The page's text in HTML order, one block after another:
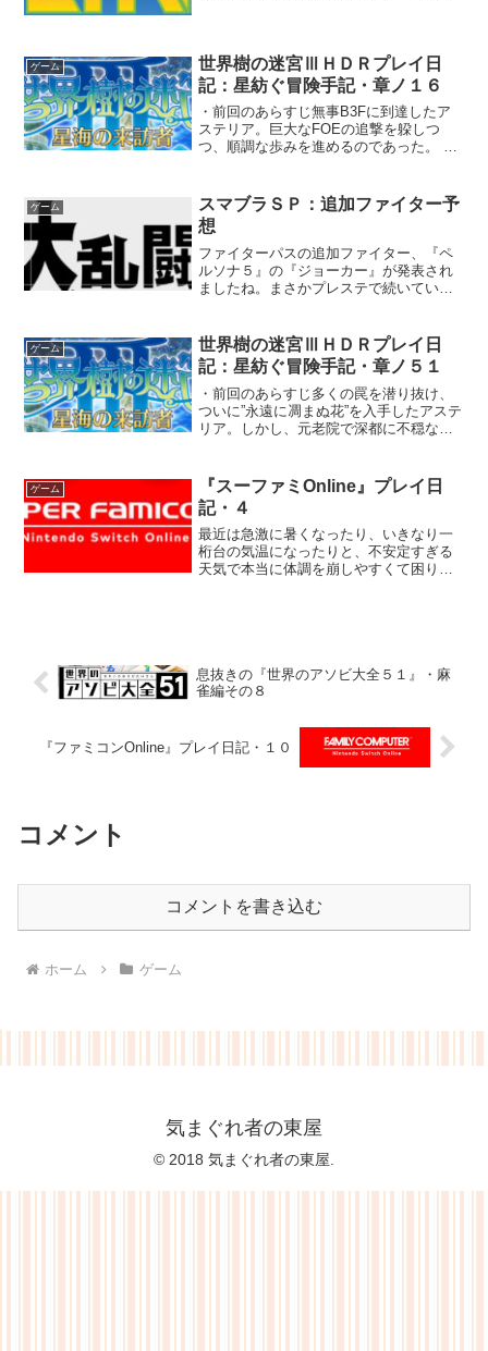
プラトゥーン２』がいよ...
ゲーム
世界樹の迷宮ⅢＨＤＲプレイ日
記：星紡ぐ冒険手記・章ノ１６
・前回のあらすじ無事B3Fに到達したア
ステリア。巨大なFOEの追撃を躱しつ
つ、順調な歩みを進めるのであった。 ・
究室に籠りっぱなしだった
し、 久々にこうい...
ゲーム
スマブラＳＰ：追加ファイター予
想
ファイターパスの追加ファイター、『ペ
ルソナ５』の『ジョーカー』が発表され
ましたね。まさかプレステで続いていた
想しますか？この記事では、私が予想し
た追加ファイターについ...
ゲーム
世界樹の迷宮ⅢＨＤＲプレイ日
記：星紡ぐ冒険手記・章ノ５１
・前回のあらすじ多くの罠を潜り抜け、
ついに”永遠に凋まぬ花”を入手したアステ
リア。しかし、元老院で深都に不穏な動
葉、道具の数は足りていますね？」「は
い、これだけあれば」...
ゲーム
『スーファミOnline』プレイ日
記・４
最近は急激に暑くなったり、いきなり一
桁台の気温になったりと、不安定すぎる
天気で本当に体調を崩しやすくて困りま
息抜きの『世界のアソビ大全５１』・麻
雀編その８
『ファミコンOnline』プレイ日記・１０
コメント
コメントを書き込む
ホーム ゲーム
気まぐれ者の東屋
© 2018 気まぐれ者の東屋.